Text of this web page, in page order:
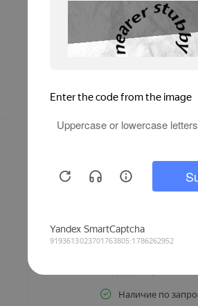
Купить cо скидкой
Наличие по